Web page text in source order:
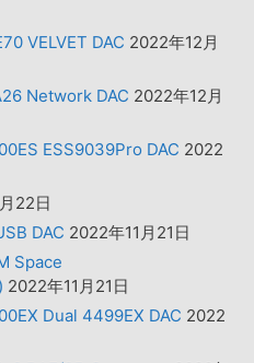
VELVET DAC 2022年12月
Network DAC 2022年12月
ESS9039Pro DAC 2022
22日
DAC 2022年11月21日
Space
2022年11月21日
Dual 4499EX DAC 2022